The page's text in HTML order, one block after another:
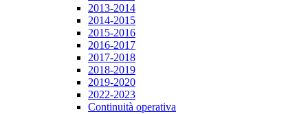
2013-2014
2014-2015
2015-2016
2016-2017
2017-2018
2018-2019
2019-2020
2022-2023
Continuità operativa